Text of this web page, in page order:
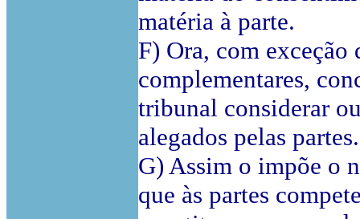
matéria à parte.
F) Ora, com exceção
complementares,
tribunal considerar
alegados pelas partes.
G) Assim o impõe o
que às partes